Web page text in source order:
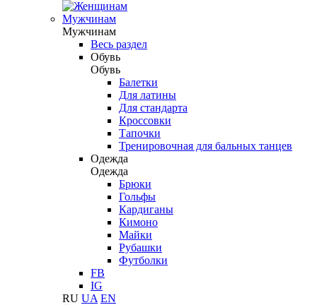
Мужчинам
Мужчинам
Весь раздел
Обувь
Обувь
Балетки
Для латины
Для стандарта
Кроссовки
Тапочки
Тренировочная для бальных танцев
Одежда
Одежда
Брюки
Гольфы
Кардиганы
Кимоно
Майки
Рубашки
Футболки
FB
IG
RU UA EN